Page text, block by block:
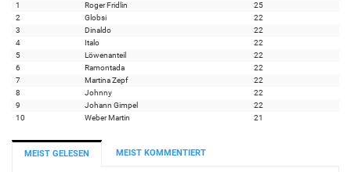
1
Roger Fridlin
25
2
Globsi
22
3
Dinaldo
22
4
Italo
22
5
Löwenanteil
22
6
Ramontada
22
7
Martina Zepf
22
8
Johnny
22
9
Johann Gimpel
22
10
Weber Martin 21
MEIST GELESEN MEIST KOMMENTIERT